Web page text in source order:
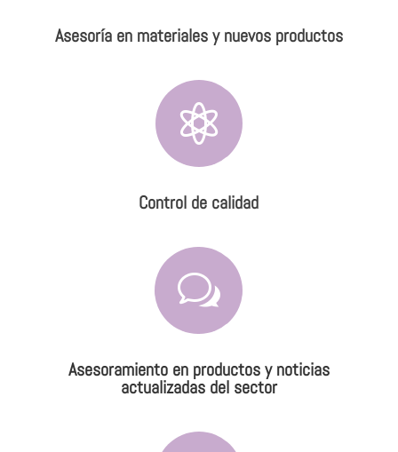
Asesoría en materiales y nuevos productos

Control de calidad
w
Asesoramiento en productos y noticias
actualizadas del sector